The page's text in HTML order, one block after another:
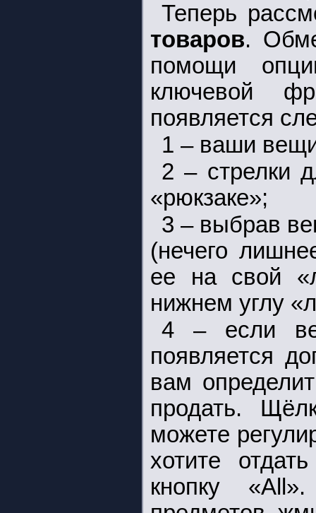
Теперь
товаров.
помощи
ключевой
появляется
1 – ваши
2 – стрелки
«рюкзаке»;
3 – выбрав
(нечего
ее на свой
нижнем углу
4 – если
появляется
вам
продать.
можете
хотите
кнопку